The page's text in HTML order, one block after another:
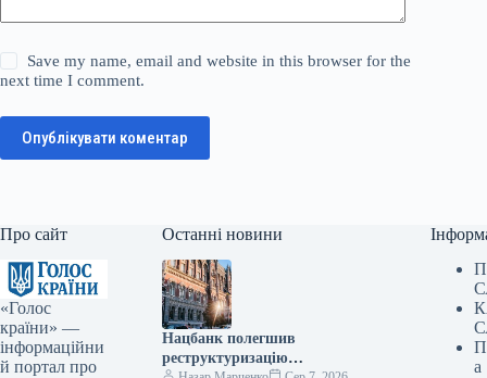
Save my name, email and website in this browser for the
next time I comment.
Опублікувати коментар
Про сайт
«Голос
країни» —
інформаційни
й портал про
Останні новини
Нацбанк полегшив
реструктуризацію
а